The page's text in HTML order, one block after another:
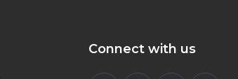
Connect with us